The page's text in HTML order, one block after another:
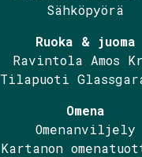
Sähköpyörä
Ruoka & juoma
Ravintola Amos
Tilapuoti
Omena
Omenanviljely
Kartanon